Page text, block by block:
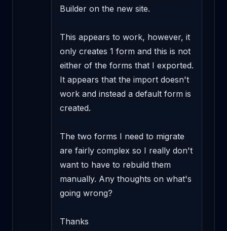
Builder on the new site.
This appears to work, however, it
only creates 1 form and this is not
either of the forms that I exported.
It appears that the import doesn't
work and instead a default form is
created.
The two forms I need to migrate
are fairly complex so I really don't
want to have to rebuild them
manually. Any thoughts on what's
going wrong?
Thanks